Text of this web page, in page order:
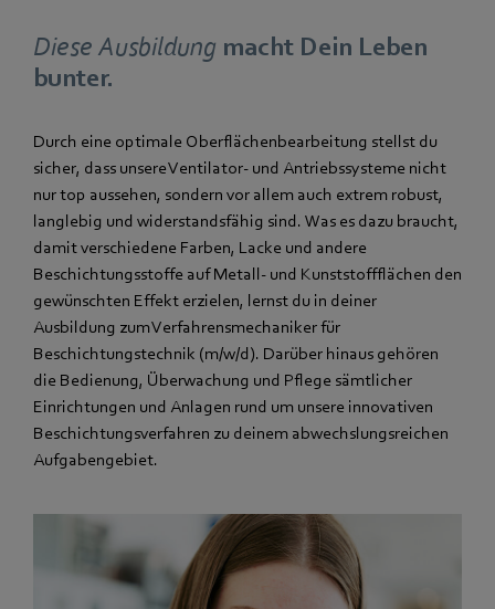
Diese Ausbildung macht Dein Leben
bunter.
Durch eine optimale Oberflächenbearbeitung stellst du
sicher, dass unsere Ventilator- und Antriebssysteme nicht
nur top aussehen, sondern vor allem auch extrem robust,
langlebig und widerstandsfähig sind. Was es dazu braucht,
damit verschiedene Farben, Lacke und andere
Beschichtungsstoffe auf Metall- und Kunststoffflächen den
gewünschten Effekt erzielen, lernst du in deiner
Ausbildung zum Verfahrensmechaniker für
Beschichtungstechnik (m/w/d). Darüber hinaus gehören
die Bedienung, Überwachung und Pflege sämtlicher
Einrichtungen und Anlagen rund um unsere innovativen
Beschichtungsverfahren zu deinem abwechslungsreichen
Aufgabengebiet.